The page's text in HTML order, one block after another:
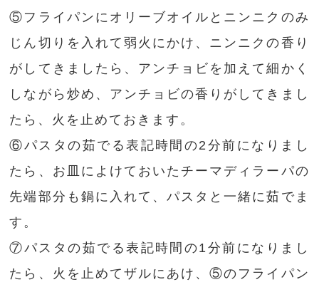
⑤フライパンにオリーブオイルとニンニクのみ
じん切りを入れて弱火にかけ、ニンニクの香り
がしてきましたら、アンチョビを加えて細かく
しながら炒め、アンチョビの香りがしてきまし
たら、火を止めておきます。
⑥パスタの茹でる表記時間の2分前になりまし
たら、お皿によけておいたチーマディラーパの
先端部分も鍋に入れて、パスタと一緒に茹でま
す。
⑦パスタの茹でる表記時間の1分前になりまし
たら、火を止めてザルにあけ、⑤のフライパン